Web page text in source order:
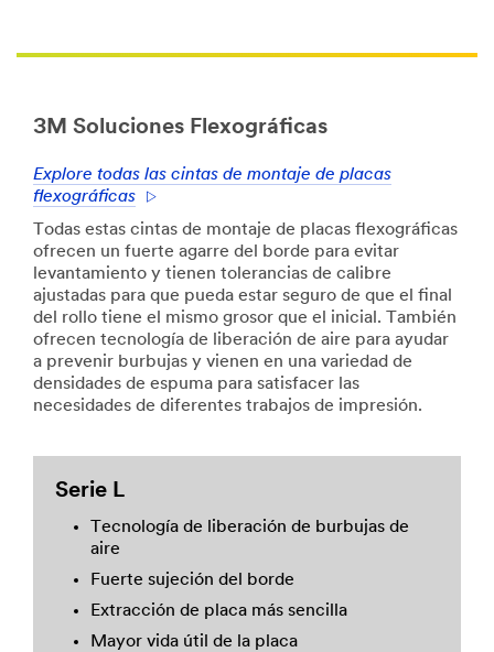
3M Soluciones Flexográficas
Explore todas las cintas de montaje de placas
flexográficas
Todas estas cintas de montaje de placas flexográficas
ofrecen un fuerte agarre del borde para evitar
levantamiento y tienen tolerancias de calibre
ajustadas para que pueda estar seguro de que el final
del rollo tiene el mismo grosor que el inicial. También
ofrecen tecnología de liberación de aire para ayudar
a prevenir burbujas y vienen en una variedad de
densidades de espuma para satisfacer las
necesidades de diferentes trabajos de impresión.
Serie L
Tecnología de liberación de burbujas de
aire
Fuerte sujeción del borde
Extracción de placa más sencilla
Mayor vida útil de la placa